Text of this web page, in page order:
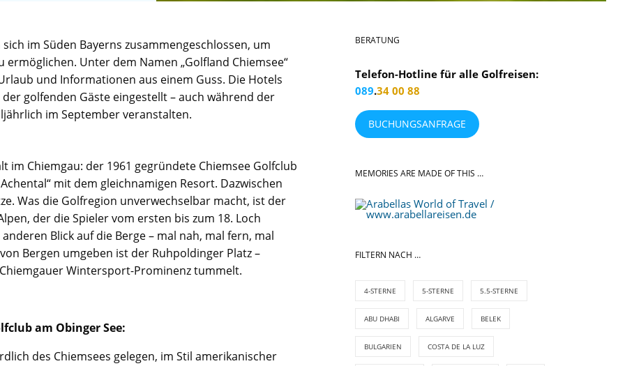
im Süden Bayerns zusammengeschlossen, um
Unter dem Namen „Golfland Chiemsee“
und Informationen aus einem Guss. Die Hotels
golfenden Gäste eingestellt – auch während der
im September veranstalten.
im Chiemgau: der 1961 gegründete Chiemsee Golfclub
mit dem gleichnamigen Resort. Dazwischen
Was die Golfregion unverwechselbar macht, ist der
der die Spieler vom ersten bis zum 18. Loch
Blick auf die Berge – mal nah, mal fern, mal
Bergen umgeben ist der Ruhpoldinger Platz –
Wintersport-Prominenz tummelt.
am Obinger See:
des Chiemsees gelegen, im Stil amerikanischer
BERATUNG
Telefon-Hotline für alle Golfreisen:
089.34 00 88
BUCHUNGSANFRAGE
MEMORIES ARE MADE OF THIS …
FILTERN NACH …
4-STERNE 5-STERNE 5.5-STERNE
ABU DHABI ALGARVE BELEK
BULGARIEN COSTA DE LA LUZ